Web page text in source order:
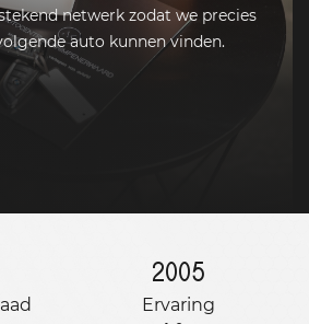
netwerk zodat we precies
auto kunnen vinden.
2005
Ervaring